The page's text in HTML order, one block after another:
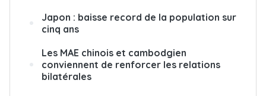
Japon : baisse record de la population sur
cinq ans
Les MAE chinois et cambodgien
conviennent de renforcer les relations
bilatérales